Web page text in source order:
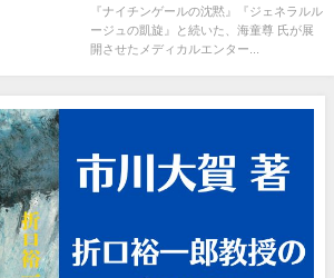
『ナイチンゲールの沈黙』『ジェネラルル
ージュの凱旋』と続いた、海童尊 氏が展
開させたメディカルエンター...